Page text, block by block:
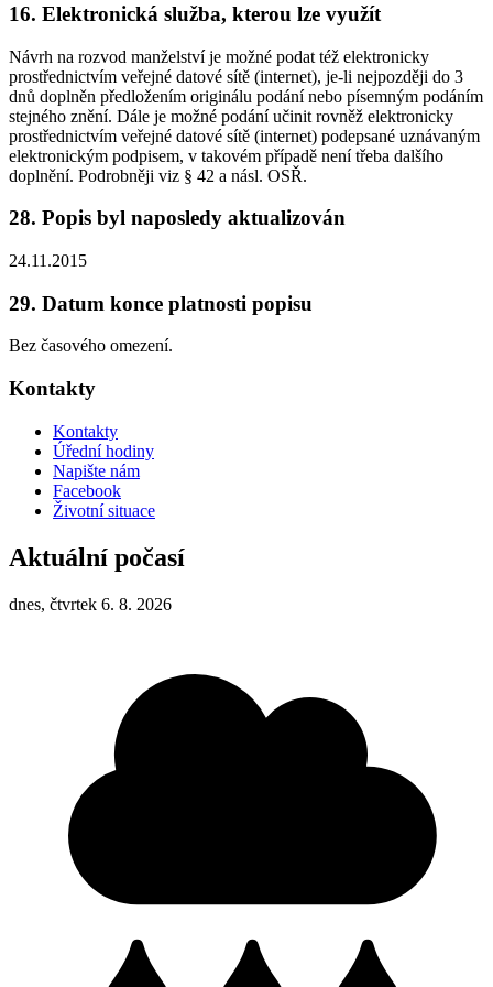
16. Elektronická služba, kterou lze využít
Návrh na rozvod manželství je možné podat též elektronicky
prostřednictvím veřejné datové sítě (internet), je-li nejpozději do 3
dnů doplněn předložením originálu podání nebo písemným podáním
stejného znění. Dále je možné podání učinit rovněž elektronicky
prostřednictvím veřejné datové sítě (internet) podepsané uznávaným
elektronickým podpisem, v takovém případě není třeba dalšího
doplnění. Podrobněji viz § 42 a násl. OSŘ.
28. Popis byl naposledy aktualizován
24.11.2015
29. Datum konce platnosti popisu
Bez časového omezení.
Kontakty
Kontakty
Úřední hodiny
Napište nám
Facebook
Životní situace
Aktuální počasí
dnes, čtvrtek 6. 8. 2026